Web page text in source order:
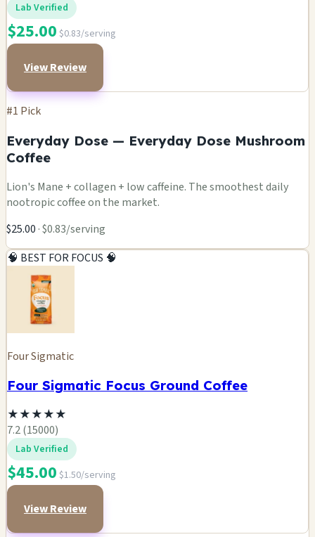
Lab Verified
$25.00 $0.83/serving
View Review
#1 Pick
Everyday Dose — Everyday Dose Mushroom
Coffee
Lion's Mane + collagen + low caffeine. The smoothest daily
nootropic coffee on the market.
$25.00 · $0.83/serving
🧠 BEST FOR FOCUS 🧠
Four Sigmatic
Four Sigmatic Focus Ground Coffee
★★★★★
7.2 (15000)
Lab Verified
$45.00 $1.50/serving
View Review